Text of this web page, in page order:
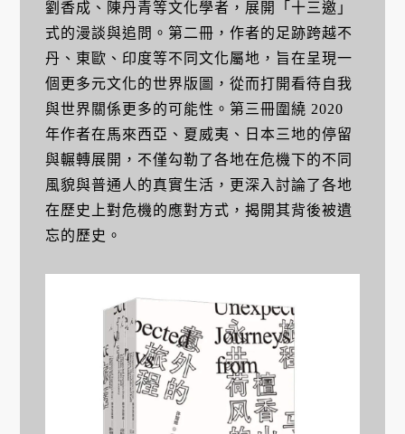
劉香成、陳丹青等文化學者，展開「十三邀」
式的漫談與追問。第二冊，作者的足跡跨越不
丹、東歐、印度等不同文化屬地，旨在呈現一
個更多元文化的世界版圖，從而打開看待自我
與世界關係更多的可能性。第三冊圍繞 2020
年作者在馬來西亞、夏威夷、日本三地的停留
與輾轉展開，不僅勾勒了各地在危機下的不同
風貌與普通人的真實生活，更深入討論了各地
在歷史上對危機的應對方式，揭開其背後被遺
忘的歷史。